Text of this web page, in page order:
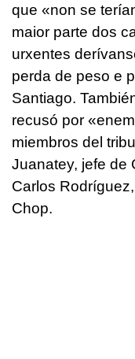
que «non se
maior parte dos
urxentes
perda de peso e
Santiago.
recusó por
miembros del
Juanatey, jefe de
Carlos
Chop.